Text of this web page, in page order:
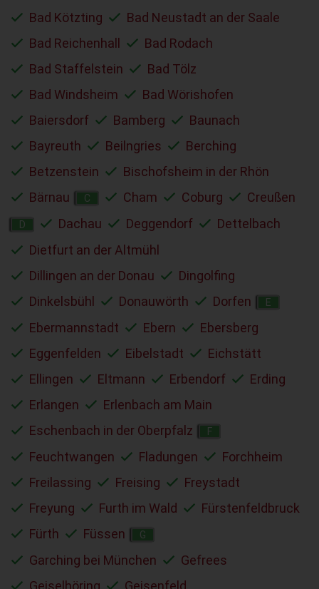
Bad Kötzting
Bad Neustadt an der Saale
Bad Reichenhall
Bad Rodach
Bad Staffelstein
Bad Tölz
Bad Windsheim
Bad Wörishofen
Baiersdorf
Bamberg
Baunach
Bayreuth
Beilngries
Berching
Betzenstein
Bischofsheim in der Rhön
Bärnau
C Cham Coburg Creußen
D Dachau Deggendorf
Dettelbach
Dietfurt an der Altmühl
Dillingen an der Donau
Dingolfing
Dinkelsbühl
Donauwörth Dorfen E
Ebermannstadt Ebern
Ebersberg
Eggenfelden
Eibelstadt
Eichstätt
Ellingen
Eltmann Erbendorf
Erding
Erlangen
Erlenbach am Main
Eschenbach in der Oberpfalz
F
Feuchtwangen Fladungen
Forchheim
Freilassing
Freising
Freystadt
Freyung
Furth im Wald
Fürstenfeldbruck
Fürth
Füssen G
Garching bei München
Gefrees
Geiselhöring
Geisenfeld